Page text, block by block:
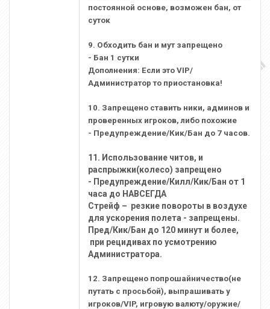
постоянной основе, возможен бан, от
суток
9. Обходить бан и мут запрещено
- Бан 1 сутки
Дополнения: Если это VIP/
Администратор то приостановка!
10. Запрещено ставить ники, админов и
проверенных игроков, либо похожие
- Предупреждение/Кик/Бан до 7 часов.
11. Использование читов, и
распрыжки(колесо) запрещено
- Предупреждение/Килл/Кик/Бан от 1
часа до НАВСЕГДА
Стрейф – резкие повороты в воздухе
для ускорения полета - запрещены.
Пред/Кик/Бан до 120 минут и более,
при рецидивах по усмотрению
Администратора.
12. Запрещено попрошайничество(не
путать с просьбой), выпрашивать у
игроков/VIP, игровую валюту/оружие/